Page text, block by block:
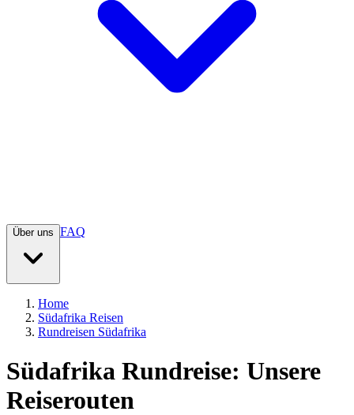
Über uns FAQ
Home
Südafrika Reisen
Rundreisen Südafrika
Südafrika Rundreise: Unsere
Reiserouten